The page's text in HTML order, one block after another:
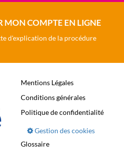
MON COMPTE EN LIGNE
d'explication de la procédure
Mentions Légales
Conditions générales
Politique de confidentialité
Gestion des cookies
Glossaire